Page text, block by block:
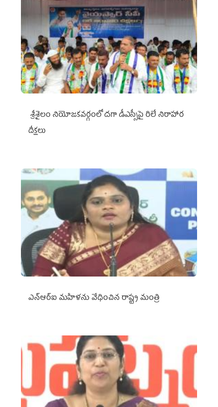
శ్రీశైలం నియోజకవర్గంలో దగా డీఎస్సీపై రిలే నిరాహార
దీక్షలు
ఎన్‌ఆర్‌ఐ మహిళను వేధించిన రాష్ట్ర మంత్రి